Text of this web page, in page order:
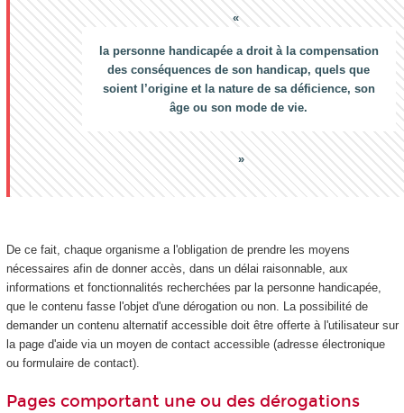
la personne handicapée a droit à la compensation
des conséquences de son handicap, quels que
soient l’origine et la nature de sa déficience, son
âge ou son mode de vie.
De ce fait, chaque organisme a l'obligation de prendre les moyens
nécessaires afin de donner accès, dans un délai raisonnable, aux
informations et fonctionnalités recherchées par la personne handicapée,
que le contenu fasse l'objet d'une dérogation ou non. La possibilité de
demander un contenu alternatif accessible doit être offerte à l'utilisateur sur
la page d'aide via un moyen de contact accessible (adresse électronique
ou formulaire de contact).
Pages comportant une ou des dérogations